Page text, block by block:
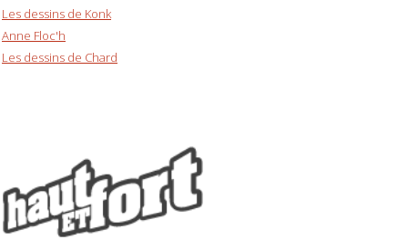
Les dessins de Konk
Anne Floc'h
Les dessins de Chard